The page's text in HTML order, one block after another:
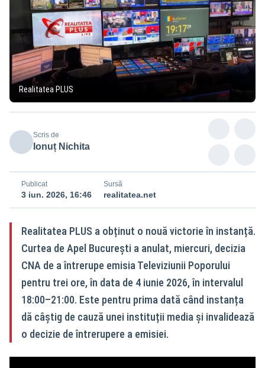
Realitatea PLUS
Scris de
Ionuț Nichita
Publicat
3 iun. 2026, 16:46
Sursă
realitatea.net
Realitatea PLUS a obținut o nouă victorie în instanță.
Curtea de Apel București a anulat, miercuri, decizia
CNA de a întrerupe emisia Televiziunii Poporului
pentru trei ore, în data de 4 iunie 2026, în intervalul
18:00–21:00. Este pentru prima dată când instanța
dă câștig de cauză unei instituții media și invalidează
o decizie de întrerupere a emisiei.